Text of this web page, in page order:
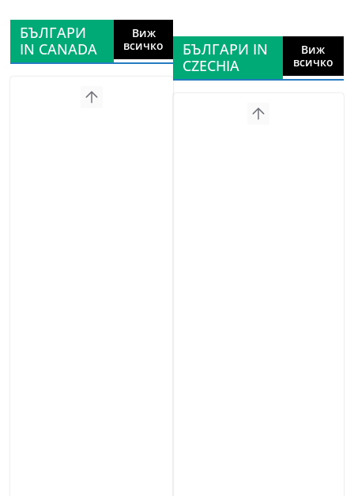
БЪЛГАРИ
IN CANADA
Виж
всичко
БЪЛГАРИ IN
CZECHIA
Виж
всичко